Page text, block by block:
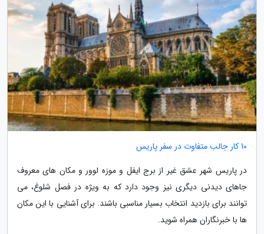
10 کار جالب متفاوت در سفر پاریس
در پاریس شهر عشق غیر از برج ایفل و موزه لوور و مکان های معروف
جاهای دیدنی دیگری نیز وجود دارد که به ویژه در فصل شلوغ، می
توانند برای بازدید انتخاب بسیار مناسبی باشند. برای آشنایی با این مکان
ها با خبرنگاران همراه شوید.